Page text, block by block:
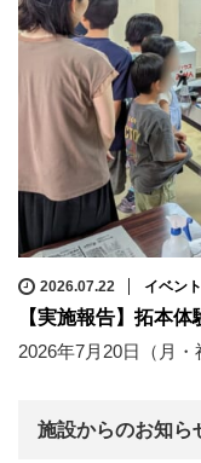
2026.07.22 イベン
【実施報告】拓本体
2026年7月20日（月
施設からのお知ら